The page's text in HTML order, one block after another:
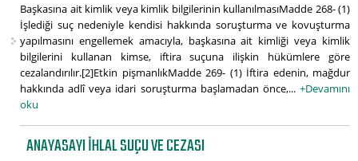
Başkasına ait kimlik veya kimlik bilgilerinin kullanılmasıMadde 268- (1)
İşlediği suç nedeniyle kendisi hakkında soruşturma ve kovuşturma
yapılmasını engellemek amacıyla, başkasına ait kimliği veya kimlik
bilgilerini kullanan kimse, iftira suçuna ilişkin hükümlere göre
cezalandırılır.[2]Etkin pişmanlıkMadde 269- (1) İftira edenin, mağdur
hakkında adlî veya idari soruşturma başlamadan önce,... +Devamını
oku
ANAYASAYI IHLAL SUÇU VE CEZASI